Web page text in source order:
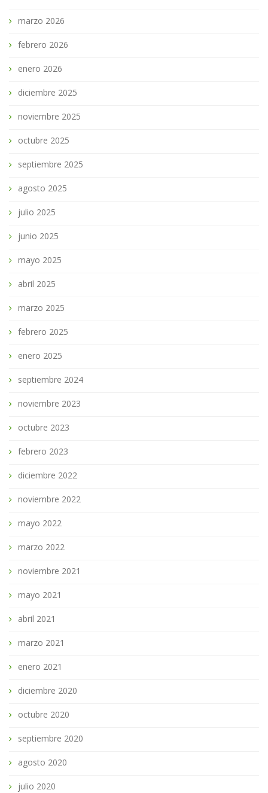
marzo 2026
febrero 2026
enero 2026
diciembre 2025
noviembre 2025
octubre 2025
septiembre 2025
agosto 2025
julio 2025
junio 2025
mayo 2025
abril 2025
marzo 2025
febrero 2025
enero 2025
septiembre 2024
noviembre 2023
octubre 2023
febrero 2023
diciembre 2022
noviembre 2022
mayo 2022
marzo 2022
noviembre 2021
mayo 2021
abril 2021
marzo 2021
enero 2021
diciembre 2020
octubre 2020
septiembre 2020
agosto 2020
julio 2020